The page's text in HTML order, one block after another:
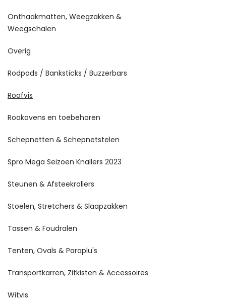
Onthaakmatten, Weegzakken &
Weegschalen
Overig
Rodpods / Banksticks / Buzzerbars
Roofvis
Rookovens en toebehoren
Schepnetten & Schepnetstelen
Spro Mega Seizoen Knallers 2023
Steunen & Afsteekrollers
Stoelen, Stretchers & Slaapzakken
Tassen & Foudralen
Tenten, Ovals & Paraplu's
Transportkarren, Zitkisten & Accessoires
Witvis